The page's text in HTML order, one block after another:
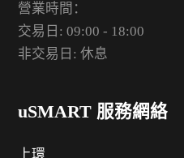
營業時間：
交易日: 09:00 - 18:00
非交易日: 休息
uSMART 服務網絡
上環